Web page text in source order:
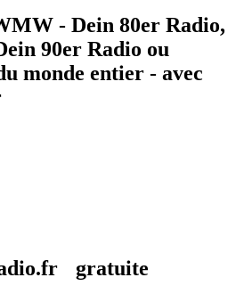
- Dein 80er Radio,
90er Radio ou
monde entier - avec
gratuite